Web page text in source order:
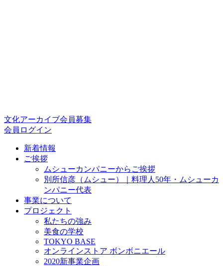
文化アーカイブ会員募集
会員ログイン
新着情報
ご挨拶
ムシューカンパニーからご挨拶
別所信彦（ムシュー）｜料理人50年・ムシューカ
ンパニー代表
事業について
プロジェクト
私たちの強み
美食の学校
TOKYO BASE
オンラインストア ボンボニエール
2020新事業企画